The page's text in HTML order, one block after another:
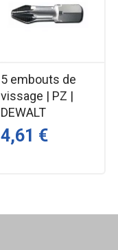
5 embouts de
vissage | PZ |
DEWALT
4,61 €